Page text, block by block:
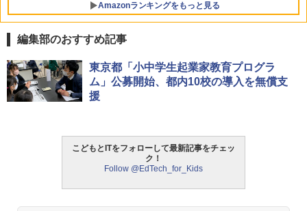
Amazonランキングをもっと見る
1
タッチペンで音が聞ける!はじめてずかん
1000 英語つき ([バラエティ])
中学英語をもう一度ひとつひとつわかり
やすく。改訂版
1
ThinkFun ボードゲーム 「サーキット・
メイズ」 配線回路をプログラミングする
日本語説明書付 8歳~ 76341 誕生日 クリ
モルカ: 原子・分子に強くなるカードゲ
ーム
編集部のおすすめ記事
東京都「小中学生起業家教育プログラ
ム」公募開始、都内10校の導入を無償支
援
こどもとITをフォローして最新記事をチェッ
ク！
Follow @EdTech_for_Kids